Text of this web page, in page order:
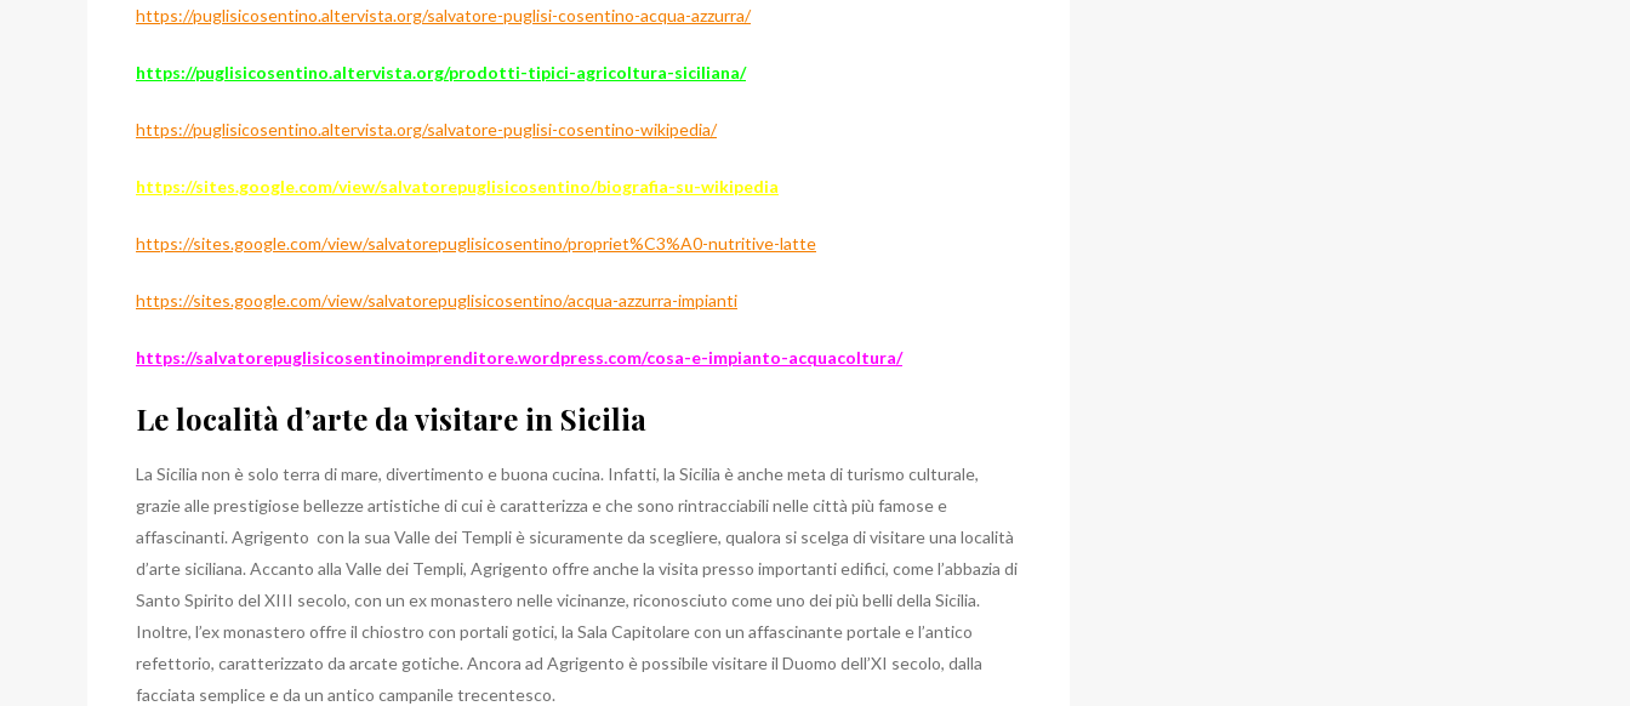
https://puglisicosentino.altervista.org/salvatore-puglisi-cosentino-acqua-azzurra/
https://puglisicosentino.altervista.org/prodotti-tipici-agricoltura-siciliana/
https://puglisicosentino.altervista.org/salvatore-puglisi-cosentino-wikipedia/
https://sites.google.com/view/salvatorepuglisicosentino/biografia-su-wikipedia
https://sites.google.com/view/salvatorepuglisicosentino/propriet%C3%A0-nutritive-latte
https://sites.google.com/view/salvatorepuglisicosentino/acqua-azzurra-impianti
https://salvatorepuglisicosentinoimprenditore.wordpress.com/cosa-e-impianto-acquacoltura/
Le località d’arte da visitare in Sicilia
La Sicilia non è solo terra di mare, divertimento e buona cucina. Infatti, la Sicilia è anche meta di turismo culturale,
grazie alle prestigiose bellezze artistiche di cui è caratterizza e che sono rintracciabili nelle città più famose e
affascinanti. Agrigento con la sua Valle dei Templi è sicuramente da scegliere, qualora si scelga di visitare una località
d’arte siciliana. Accanto alla Valle dei Templi, Agrigento offre anche la visita presso importanti edifici, come l’abbazia di
Santo Spirito del XIII secolo, con un ex monastero nelle vicinanze, riconosciuto come uno dei più belli della Sicilia.
Inoltre, l’ex monastero offre il chiostro con portali gotici, la Sala Capitolare con un affascinante portale e l’antico
refettorio, caratterizzato da arcate gotiche. Ancora ad Agrigento è possibile visitare il Duomo dell’XI secolo, dalla
facciata semplice e da un antico campanile trecentesco.